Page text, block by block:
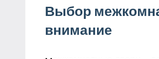
Выбор
внимание